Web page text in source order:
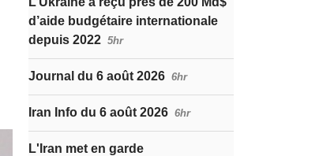
d’aide budgétaire internationale
depuis 2022 5hr
Journal du 6 août 2026 6hr
Iran Info du 6 août 2026 6hr
L'Iran met en garde